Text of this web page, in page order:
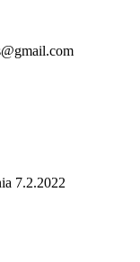
7.2.2022